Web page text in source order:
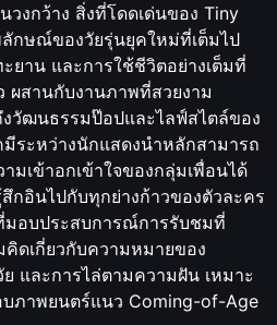
งกว้าง สิ่งที่โดดเด่นของ Tiny
กษณ์ของวัยรุ่นยุคใหม่ที่เต็มไป
ยาน และการใช้ชีวิตอย่างเต็มที่
ผสานกับงานภาพที่สวยงาม
วัฒนธรรมป๊อปและไลฟ์สไตล์ของ
มีระหว่างนักแสดงนำหลักสามารถ
เข้าอกเข้าใจของกลุ่มเพื่อนได้
กอินไปกับทุกย่างก้าวของตัวละคร
อบประสบการณ์การรับชมที่
ดเกี่ยวกับความหมายของ
และการไล่ตามความฝัน เหมาะ
ภาพยนตร์แนว Coming-of-Age